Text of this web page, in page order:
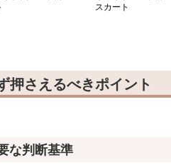
スカート
押さえるべきポイント
な判断基準